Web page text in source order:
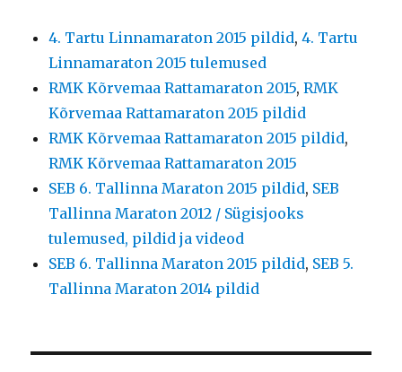
4. Tartu Linnamaraton 2015 pildid,4. Tartu
Linnamaraton 2015 tulemused
RMK Kõrvemaa Rattamaraton 2015,RMK
Kõrvemaa Rattamaraton 2015 pildid
RMK Kõrvemaa Rattamaraton 2015 pildid,
RMK Kõrvemaa Rattamaraton 2015
SEB 6. Tallinna Maraton 2015 pildid, SEB
Tallinna Maraton 2012 / Sügisjooks
tulemused, pildid ja videod
SEB 6. Tallinna Maraton 2015 pildid, SEB 5.
Tallinna Maraton 2014 pildid